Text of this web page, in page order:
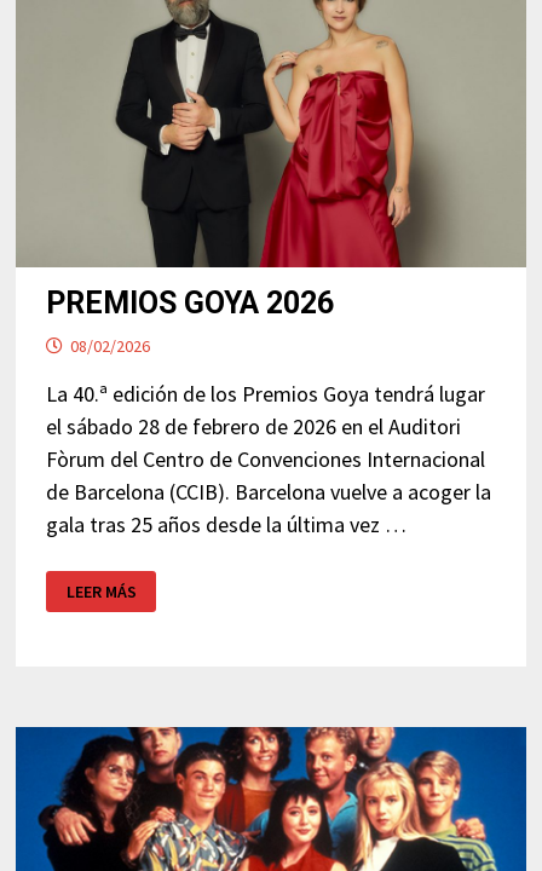
PREMIOS GOYA 2026
08/02/2026
La 40.ª edición de los Premios Goya tendrá lugar
el sábado 28 de febrero de 2026 en el Auditori
Fòrum del Centro de Convenciones Internacional
de Barcelona (CCIB). Barcelona vuelve a acoger la
gala tras 25 años desde la última vez …
PREMIOS
GOYA
2026
LEER MÁS